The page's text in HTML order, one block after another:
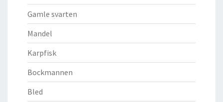
Gamle svarten
Mandel
Karpfisk
Bockmannen
Bled